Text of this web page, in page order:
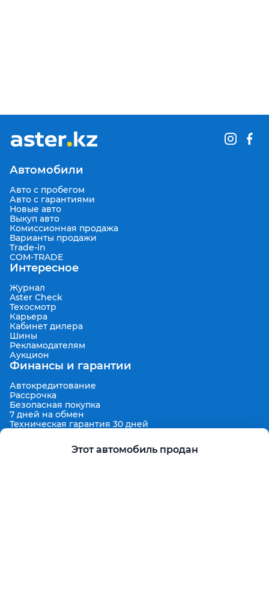
Этот автомобиль продан
Автомобили
Авто с пробегом
Авто с гарантиями
Новые авто
Выкуп авто
Комиссионная продажа
Варианты продажи
Trade-in
COM-TRADE
Интересное
Журнал
Aster Check
Техосмотр
Карьера
Кабинет дилера
Шины
Рекламодателям
Аукцион
Финансы и гарантии
Автокредитование
Рассрочка
Безопасная покупка
7 дней на обмен
Техническая гарантия 30 дней
Гарантированная цена выкупа